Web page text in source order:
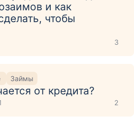
и как
чтобы
3
Займы
от кредита?
2